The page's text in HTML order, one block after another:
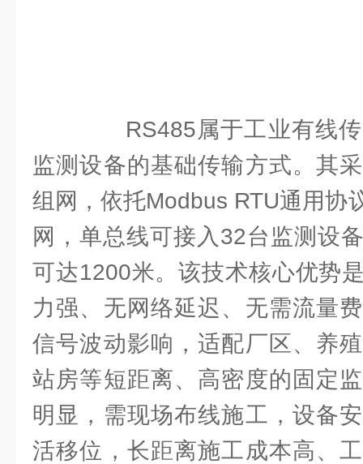
RS485属于工业有线传
监测设备的基础传输方式。其
组网，依托Modbus RTU通用协
网，单总线可接入32台监测设
可达1200米。该技术核心优势
力强、无网络延迟、无需流量
信号波动影响，适配厂区、养
站房等短距离、高密度的固定
明显，需现场布线施工，设备
活移位，长距离施工成本高、